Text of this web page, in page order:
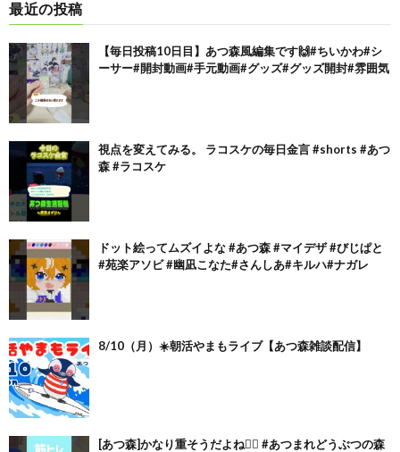
最近の投稿
【毎日投稿10日目】あつ森風編集です🙌#ちいかわ#シ
ーサー#開封動画#手元動画#グッズ#グッズ開封#雰囲気
視点を変えてみる。 ラコスケの毎日金言 #shorts #あつ
森 #ラコスケ
ドット絵ってムズイよな #あつ森 #マイデザ #びじぱと
#苑楽アソビ #幽凪こなた#さんしあ#キルハ#ナガレ
8/10（月）☀️朝活やまもライブ【あつ森雑談配信】
[あつ森]かなり重そうだよね🏋🏻 #あつまれどうぶつの森